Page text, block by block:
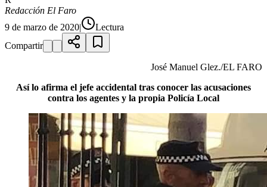
Redacción El Faro
9 de marzo de 2020|
Lectura
Compartir
José Manuel Glez./EL FARO
Así lo afirma el jefe accidental tras conocer las acusaciones
contra los agentes y la propia Policía Local